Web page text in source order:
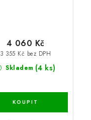
Skladem (4 ks)
3 355 Kč bez DPH
4 060 Kč